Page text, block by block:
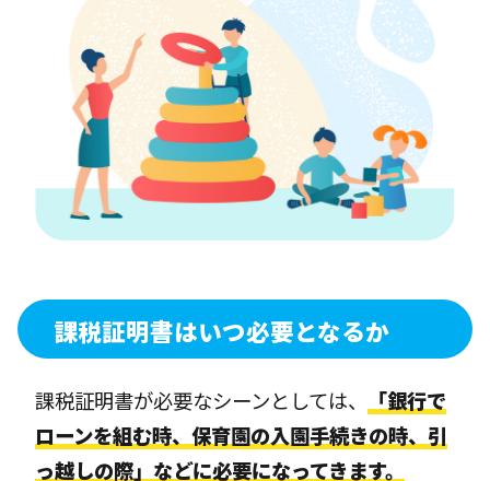
課税証明書はいつ必要となるか
課税証明書が必要なシーンとしては、
「銀行で
ローンを組む時、保育園の入園手続きの時、引
っ越しの際」などに必要になってきます。